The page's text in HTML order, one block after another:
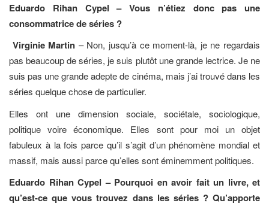
Eduardo Rihan Cypel
– Vous n’étiez donc pas une
consommatrice de séries ?
Virginie Martin – Non, jusqu’à ce moment-là, je ne regardais
pas beaucoup de séries, je suis plutôt une grande lectrice. Je ne
suis pas une grande adepte de cinéma, mais j’ai trouvé dans les
séries quelque chose de particulier.
Elles ont une dimension sociale, sociétale, sociologique,
politique voire économique. Elles sont pour moi un objet
fabuleux à la fois parce qu’il s’agit d’un phénomène mondial et
massif, mais aussi parce qu’elles sont éminemment politiques.
Eduardo Rihan Cypel – Pourquoi en avoir fait un livre, et
qu’est-ce que vous trouvez dans les séries ? Qu’apporte